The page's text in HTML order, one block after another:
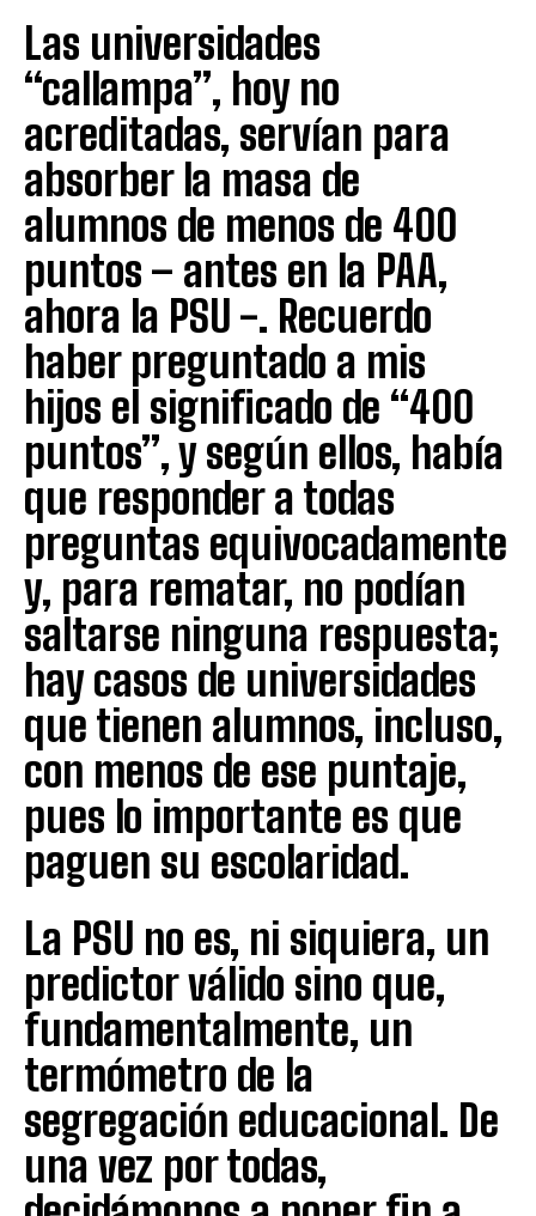
Las universidades
“callampa”, hoy no
acreditadas, servían para
absorber la masa de
alumnos de menos de 400
puntos – antes en la PAA,
ahora la PSU -. Recuerdo
haber preguntado a mis
hijos el significado de “400
puntos”, y según ellos, había
que responder a todas
preguntas equivocadamente
y, para rematar, no podían
saltarse ninguna respuesta;
hay casos de universidades
que tienen alumnos, incluso,
con menos de ese puntaje,
pues lo importante es que
paguen su escolaridad.
La PSU no es, ni siquiera, un
predictor válido sino que,
fundamentalmente, un
termómetro de la
segregación educacional. De
una vez por todas,